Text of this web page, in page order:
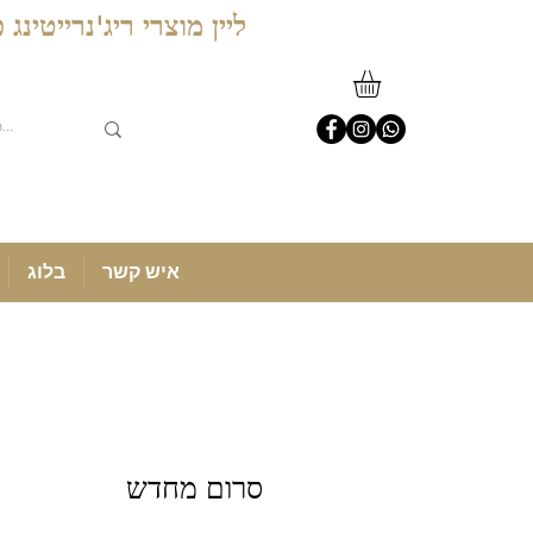
ליין מוצרי
בלוג איש קשר
סרום מחדש